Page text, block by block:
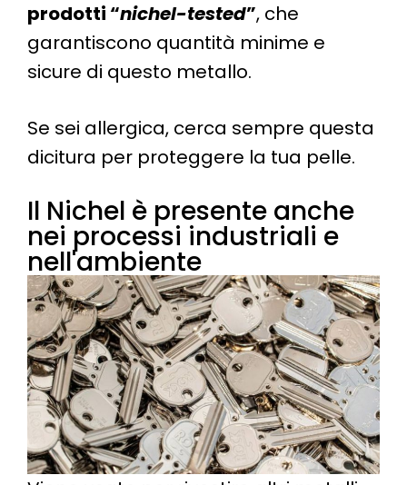
prodotti “nichel-tested”, che
garantiscono quantità minime e
sicure di questo metallo.
Se sei allergica, cerca sempre questa
dicitura per proteggere la tua pelle.
Il Nichel è presente anche
nei processi industriali e
nell'ambiente